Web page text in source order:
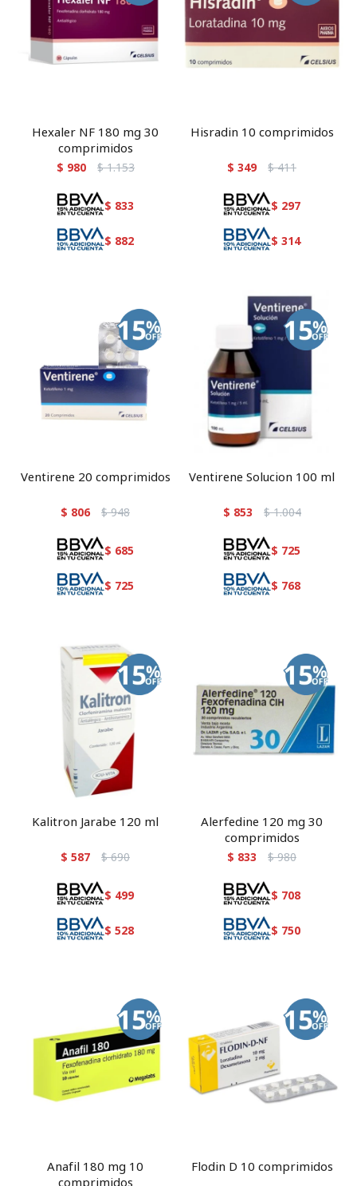
Hexaler NF 180 mg 30
comprimidos
$ 980 $ 1.153
$ 833
$ 882
Hisradin 10 comprimidos
$ 349 $ 411
$ 297
$ 314
Ventirene 20 comprimidos
$ 806 $ 948
$ 685
$ 725
Ventirene Solucion 100 ml
$ 853 $ 1.004
$ 725
$ 768
Kalitron Jarabe 120 ml
$ 587 $ 690
$ 499
$ 528
Alerfedine 120 mg 30
comprimidos
$ 833 $ 980
$ 708
$ 750
Anafil 180 mg 10
comprimidos
Flodin D 10 comprimidos